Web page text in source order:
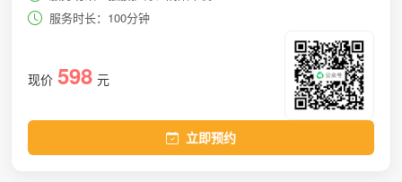
服务时长：100分钟
现价 598 元
立即预约